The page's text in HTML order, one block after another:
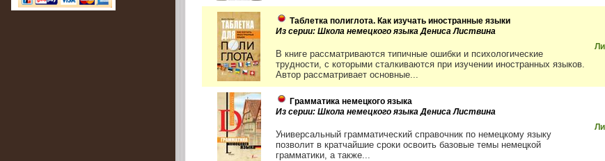
Таблетка полиглота. Как изучать иностранные языки
Из серии: Школа немецкого языка Дениса Листвина
В книге рассматриваются типичные ошибки и психологические
трудности, с которыми сталкиваются при изучении иностранных языков.
Автор рассматривает основные...
Грамматика немецкого языка
Из серии: Школа немецкого языка Дениса Листвина
Универсальный грамматический справочник по немецкому языку
позволит в кратчайшие сроки освоить базовые темы немецкой
грамматики, а также...